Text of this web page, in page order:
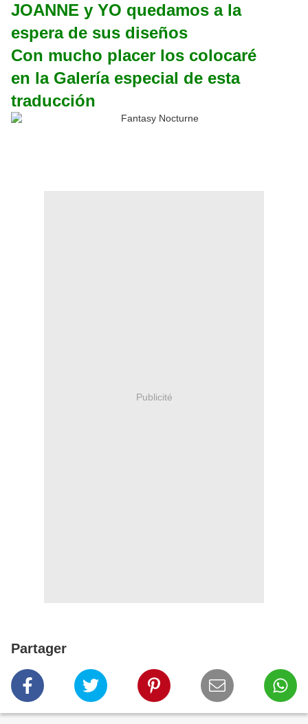
JOANNE y YO quedamos a la
espera de sus diseños
Con mucho placer los colocaré
en la Galería especial de esta
traducción
Publicité
Partager